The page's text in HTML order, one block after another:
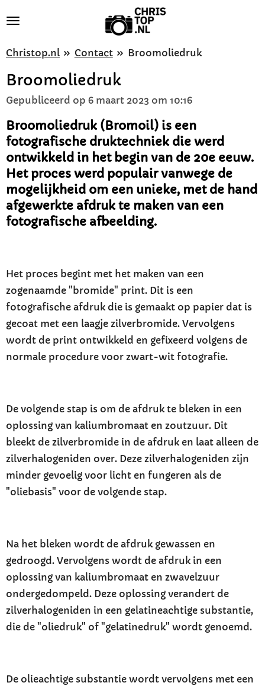
naar
hoofdinhoud
Christop.nl » Contact » Broomoliedruk
Broomoliedruk
Gepubliceerd op 6 maart 2023 om 10:16
Broomoliedruk (Bromoil) is een
fotografische druktechniek die werd
ontwikkeld in het begin van de 20e eeuw.
Het proces werd populair vanwege de
mogelijkheid om een unieke, met de hand
afgewerkte afdruk te maken van een
fotografische afbeelding.
Het proces begint met het maken van een
zogenaamde "bromide" print. Dit is een
fotografische afdruk die is gemaakt op papier dat is
gecoat met een laagje zilverbromide. Vervolgens
wordt de print ontwikkeld en gefixeerd volgens de
normale procedure voor zwart-wit fotografie.
De volgende stap is om de afdruk te bleken in een
oplossing van kaliumbromaat en zoutzuur. Dit
bleekt de zilverbromide in de afdruk en laat alleen de
zilverhalogeniden over. Deze zilverhalogeniden zijn
minder gevoelig voor licht en fungeren als de
"oliebasis" voor de volgende stap.
Na het bleken wordt de afdruk gewassen en
gedroogd. Vervolgens wordt de afdruk in een
oplossing van kaliumbromaat en zwavelzuur
ondergedompeld. Deze oplossing verandert de
zilverhalogeniden in een gelatineachtige substantie,
die de "oliedruk" of "gelatinedruk" wordt genoemd.
De olieachtige substantie wordt vervolgens met een